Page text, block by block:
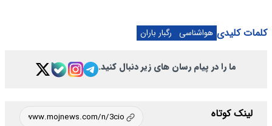
کلمات کلیدی هواشناسی رگبار باران
ما را در پیام رسان های زیر دنبال کنید.
لینک کوتاه